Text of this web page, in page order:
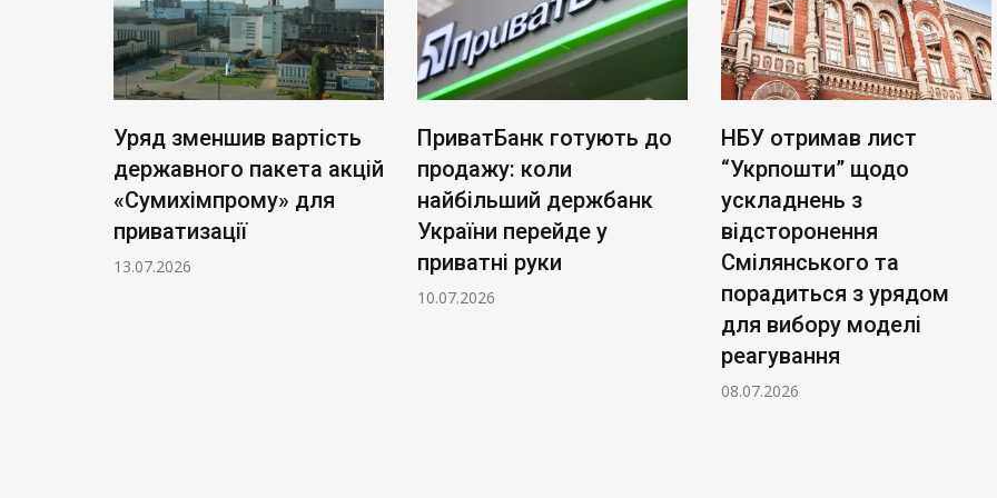
Уряд зменшив вартість
державного пакета акцій
«Сумихімпрому» для
приватизації
13.07.2026
ПриватБанк готують до
продажу: коли
найбільший держбанк
України перейде у
приватні руки
10.07.2026
НБУ отримав лист
“Укрпошти” щодо
ускладнень з
відсторонення
Смілянського та
порадиться з урядом
для вибору моделі
реагування
08.07.2026